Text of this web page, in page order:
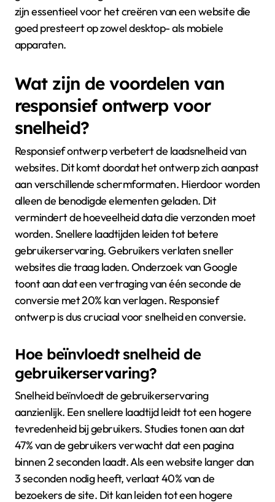
zijn essentieel voor het creëren van een website die
goed presteert op zowel desktop- als mobiele
apparaten.
Wat zijn de voordelen van
responsief ontwerp voor
snelheid?
Responsief ontwerp verbetert de laadsnelheid van
websites. Dit komt doordat het ontwerp zich aanpast
aan verschillende schermformaten. Hierdoor worden
alleen de benodigde elementen geladen. Dit
vermindert de hoeveelheid data die verzonden moet
worden. Snellere laadtijden leiden tot betere
gebruikerservaring. Gebruikers verlaten sneller
websites die traag laden. Onderzoek van Google
toont aan dat een vertraging van één seconde de
conversie met 20% kan verlagen. Responsief
ontwerp is dus cruciaal voor snelheid en conversie.
Hoe beïnvloedt snelheid de
gebruikerservaring?
Snelheid beïnvloedt de gebruikerservaring
aanzienlijk. Een snellere laadtijd leidt tot een hogere
tevredenheid bij gebruikers. Studies tonen aan dat
47% van de gebruikers verwacht dat een pagina
binnen 2 seconden laadt. Als een website langer dan
3 seconden nodig heeft, verlaat 40% van de
bezoekers de site. Dit kan leiden tot een hogere